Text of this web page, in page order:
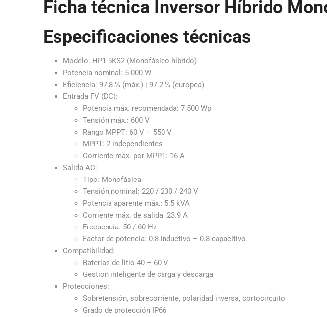
Ficha técnica Inversor Híbrido
Especificaciones técnicas
Modelo: HP1-5KS2 (Monofásico híbrido)
Potencia nominal: 5 000 W
Eficiencia: 97.8 % (máx.) | 97.2 % (europea)
Entrada FV (DC):
Potencia máx. recomendada: 7 500 Wp
Tensión máx.: 600 V
Rango MPPT: 60 V – 550 V
MPPT: 2 independientes
Corriente máx. por MPPT: 16 A
Salida AC:
Tipo: Monofásica
Tensión nominal: 220 / 230 / 240 V
Potencia aparente máx.: 5.5 kVA
Corriente máx. de salida: 23.9 A
Frecuencia: 50 / 60 Hz
Factor de potencia: 0.8 inductivo – 0.8 capacitivo
Compatibilidad:
Baterías de litio 40 – 60 V
Gestión inteligente de carga y descarga
Protecciones:
Sobretensión, sobre­corriente, polaridad inversa, cortocircuito
Grado de protección IP66